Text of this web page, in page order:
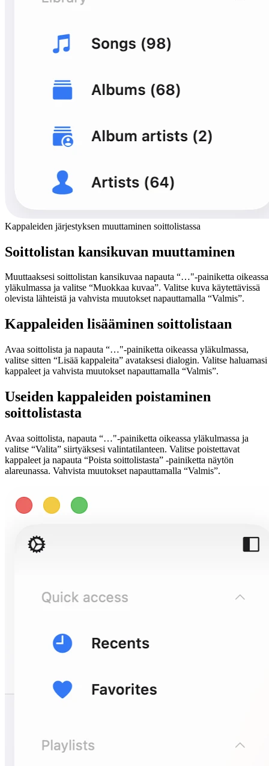
Kappaleiden järjestyksen muuttaminen soittolistassa
Soittolistan kansikuvan muuttaminen
Muuttaaksesi soittolistan kansikuvaa napauta “…"-painiketta oikeassa
yläkulmassa ja valitse “Muokkaa kuvaa”. Valitse kuva käytettävissä
olevista lähteistä ja vahvista muutokset napauttamalla “Valmis”.
Kappaleiden lisääminen soittolistaan
Avaa soittolista ja napauta “…"-painiketta oikeassa yläkulmassa,
valitse sitten “Lisää kappaleita” avataksesi dialogin. Valitse haluamasi
kappaleet ja vahvista muutokset napauttamalla “Valmis”.
Useiden kappaleiden poistaminen
soittolistasta
Avaa soittolista, napauta “…"-painiketta oikeassa yläkulmassa ja
valitse “Valita” siirtyäksesi valintatilanteen. Valitse poistettavat
kappaleet ja napauta “Poista soittolistasta” -painiketta näytön
alareunassa. Vahvista muutokset napauttamalla “Valmis”.